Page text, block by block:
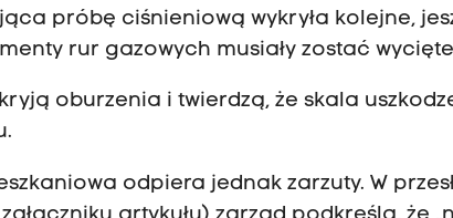
próbę ciśnieniową wykryła kolejne,
rur gazowych musiały zostać
oburzenia i twierdzą, że skala
odpiera jednak zarzuty. W